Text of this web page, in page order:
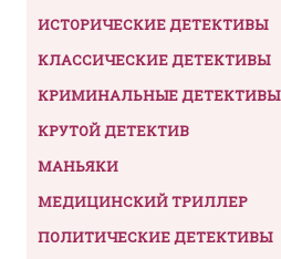
ИСТОРИЧЕСКИЕ ДЕТЕКТИВЫ
КЛАССИЧЕСКИЕ ДЕТЕКТИВЫ
КРИМИНАЛЬНЫЕ ДЕТЕКТИВЫ
КРУТОЙ ДЕТЕКТИВ
МАНЬЯКИ
МЕДИЦИНСКИЙ ТРИЛЛЕР
ПОЛИТИЧЕСКИЕ ДЕТЕКТИВЫ